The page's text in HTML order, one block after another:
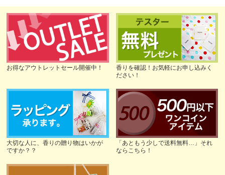
お得なアウトレットセール開催中！
香りを確認！お気軽にお申し込みく
ださい！
大切な人に、香りの贈り物はいかが
ですか？？
「あともう少しで送料無料…」それ
ならこちら！